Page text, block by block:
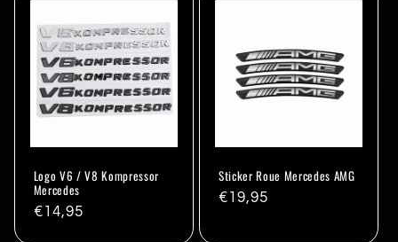
Logo V6 / V8 Kompressor
Mercedes
Prix
€14,95
Sticker Roue Mercedes AMG
Prix
€19,95